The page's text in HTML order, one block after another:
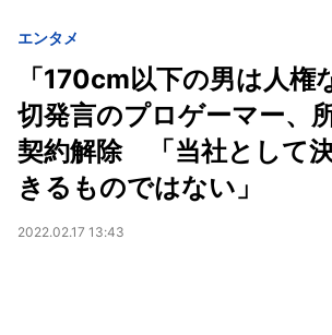
エンタメ
「170cm以下の男は人権
切発言のプロゲーマー、
契約解除 「当社として
きるものではない」
2022.02.17 13:43